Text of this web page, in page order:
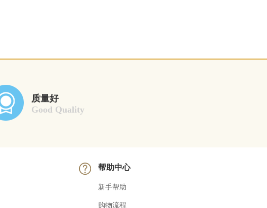
质量好
Good Quality
帮助中心
新手帮助
购物流程